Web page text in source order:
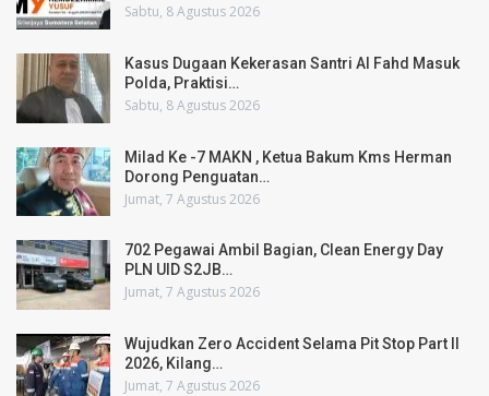
Sabtu, 8 Agustus 2026
Kasus Dugaan Kekerasan Santri Al Fahd Masuk
Polda, Praktisi…
Sabtu, 8 Agustus 2026
Milad Ke -7 MAKN , Ketua Bakum Kms Herman
Dorong Penguatan…
Jumat, 7 Agustus 2026
702 Pegawai Ambil Bagian, Clean Energy Day
PLN UID S2JB…
Jumat, 7 Agustus 2026
Wujudkan Zero Accident Selama Pit Stop Part II
2026, Kilang…
Jumat, 7 Agustus 2026